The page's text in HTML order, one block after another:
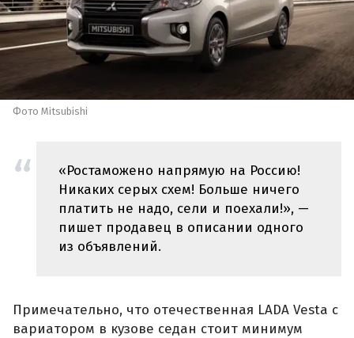
Фото Mitsubishi
«Ростаможено напрямую на Россию!
Никаких серых схем! Больше ничего
платить не надо, сели и поехали!», —
пишет продавец в описании одного
из объявлений.
Примечательно, что отечественная LADA Vesta с
вариатором в кузове седан стоит минимум